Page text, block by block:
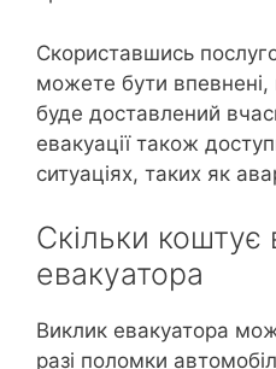
Скориставшись
можете бути
буде доставлений
евакуації також
ситуаціях, таких як
Скільки коштує
евакуатора
Виклик евакуатора
разі поломки